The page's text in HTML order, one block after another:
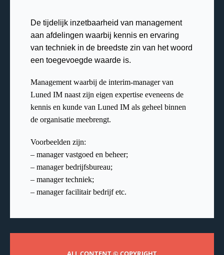
De tijdelijk inzetbaarheid van management
aan afdelingen waarbij kennis en ervaring
van techniek in de breedste zin van het woord
een toegevoegde waarde is.
Management waarbij de interim-manager van
Luned IM naast zijn eigen expertise eveneens de
kennis en kunde van Luned IM als geheel binnen
de organisatie meebrengt.
Voorbeelden zijn:
– manager vastgoed en beheer;
– manager bedrijfsbureau;
– manager techniek;
– manager facilitair bedrijf etc.